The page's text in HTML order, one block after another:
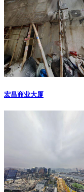
宏昌商业大厦